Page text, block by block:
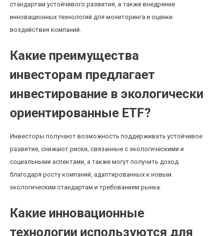
стандартам устойчивого развития, а также внедрение
инновационных технологий для мониторинга и оценки
воздействия компаний.
Какие преимущества
инвесторам предлагает
инвестирование в экологически
ориентированные ETF?
Инвесторы получают возможность поддерживать устойчивое
развитие, снижают риски, связанные с экологическими и
социальными аспектами, а также могут получить доход
благодаря росту компаний, адаптированных к новым
экологическим стандартам и требованиям рынка.
Какие инновационные
технологии используются для